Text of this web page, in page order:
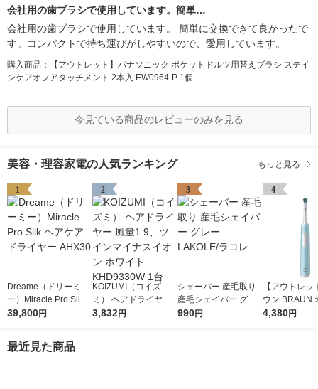
会社用の歯ブラシで使用しています。簡単…
会社用の歯ブラシで使用しています。 簡単に交換できて良かったで
す。コンパクトで持ち運びがしやすいので、愛用しています。
購入商品：【アウトレット】パナソニック ポケットドルツ用替えブラシ ステイ
ンケアオフアタッチメント 2本入 EW0964-P 1個
今見ている商品のレビューのみを見る
美容・理容家電の人気ランキング もっと見る
1
Dreame（ドリーミ
ー）Miracle Pro Silk
ヘアケアドライヤー A
39,800円
2
KOIZUMI（コイズ
ミ） ヘアドライヤー
風量1.9、ツインマイ
3,832円
3
シェーバー 産毛取り
産毛シェイバー グレ
ー LAKOLE/ラコレ
990円
4
【アウトレッ
ウン BRAUN
ルB 電動歯ブ
4,380円
最近見た商品